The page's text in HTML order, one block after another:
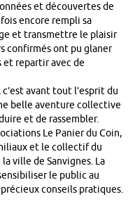
et découvertes de
encore rempli sa
et transmettre le plaisir
confirmés ont pu glaner
et repartir avec de
c’est avant tout l’esprit du
belle aventure collective
et de rassembler.
Le Panier du Coin,
et le collectif du
ville de Sanvignes. La
le public au
conseils pratiques.